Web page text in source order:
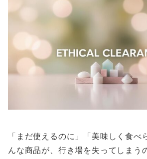
「まだ使えるのに」「美味しく食
んな商品が、行き場を失ってしまう